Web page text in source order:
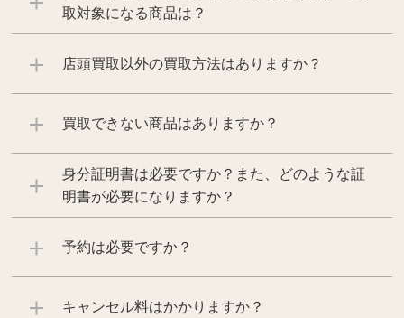
取対象になる商品は？
店頭買取以外の買取方法はありますか？
買取できない商品はありますか？
身分証明書は必要ですか？また、どのような証
明書が必要になりますか？
予約は必要ですか？
キャンセル料はかかりますか？